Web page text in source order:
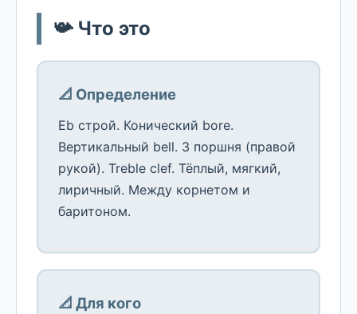
📯 Что это
📐 Определение
Eb строй. Конический bore.
Вертикальный bell. 3 поршня (правой
рукой). Treble clef. Тёплый, мягкий,
лиричный. Между корнетом и
баритоном.
📐 Для кого